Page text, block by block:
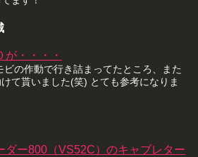
が・・・・
ビの作動で行き詰まってたところ、また
て貰いました(笑) とても参考になりま
ダー800（VS52C）のキャブレター